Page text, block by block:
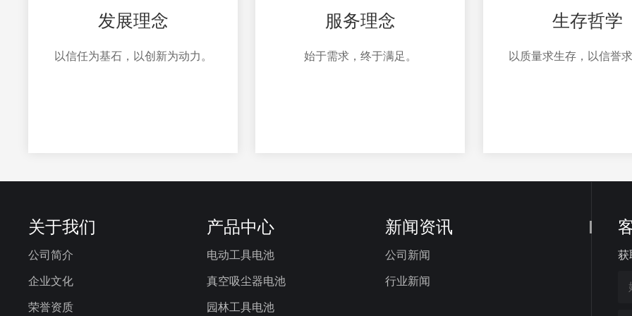
发展理念
以信任为基石，以创新为动力。
服务理念
始于需求，终于满足。
生存哲学
以质量求生存，以信誉
关于我们
公司简介
企业文化
荣誉资质
产品中心
电动工具电池
真空吸尘器电池
园林工具电池
新闻资讯
公司新闻
行业新闻